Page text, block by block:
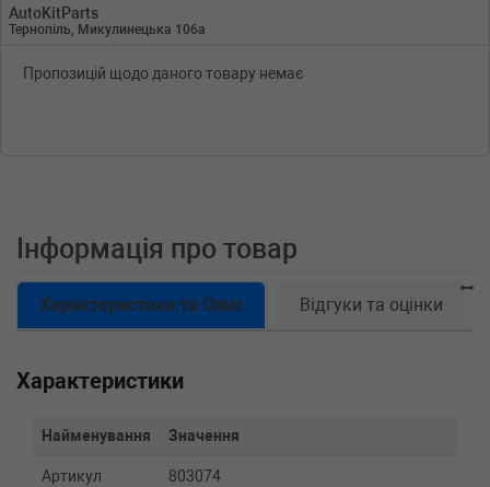
AutoKitParts
Тернопіль, Микулинецька 106а
Пропозицій щодо даного товару немає
Інформація про товар
Характеристики та Опис Відгуки та оцінки
Характеристики
Найменування Значення
Артикул 803074